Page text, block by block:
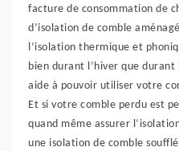
facture de consommation de
d’isolation de comble
l’isolation thermique et
bien durant l’hiver que durant
aide à pouvoir utiliser votre
Et si votre comble perdu est
quand même assurer
une isolation de comble